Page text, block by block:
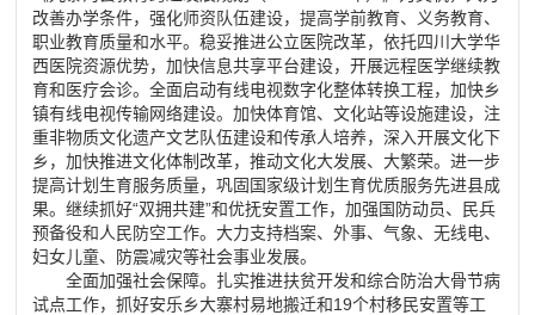
改善办学条件，强化师资队伍建设，提高学前教育、义务教育、
职业教育质量和水平。稳妥推进公立医院改革，依托四川大学华
西医院资源优势，加快信息共享平台建设，开展远程医学继续教
育和医疗会诊。全面启动有线电视数字化整体转换工程，加快乡
镇有线电视传输网络建设。加快体育馆、文化站等设施建设，注
重非物质文化遗产文艺队伍建设和传承人培养，深入开展文化下
乡，加快推进文化体制改革，推动文化大发展、大繁荣。进一步
提高计划生育服务质量，巩固国家级计划生育优质服务先进县成
果。继续抓好“双拥共建”和优抚安置工作，加强国防动员、民兵
预备役和人民防空工作。大力支持档案、外事、气象、无线电、
妇女儿童、防震减灾等社会事业发展。
全面加强社会保障。扎实推进扶贫开发和综合防治大骨节病
试点工作，抓好安乐乡大寨村易地搬迁和19个村移民安置等工